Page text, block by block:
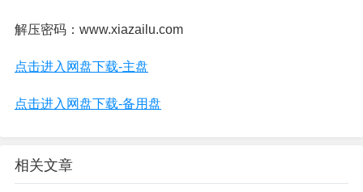
解压密码：www.xiazailu.com
点击进入网盘下载-主盘
点击进入网盘下载-备用盘
相关文章